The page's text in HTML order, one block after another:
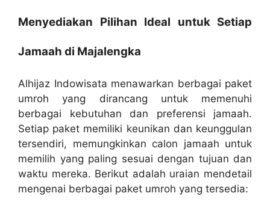
Menyediakan Pilihan Ideal untuk Setiap
Jamaah di Majalengka
Alhijaz Indowisata menawarkan berbagai paket
umroh yang dirancang untuk memenuhi
berbagai kebutuhan dan preferensi jamaah.
Setiap paket memiliki keunikan dan keunggulan
tersendiri, memungkinkan calon jamaah untuk
memilih yang paling sesuai dengan tujuan dan
waktu mereka. Berikut adalah uraian mendetail
mengenai berbagai paket umroh yang tersedia: